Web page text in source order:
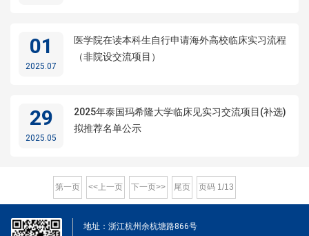
01
2025.07
医学院在读本科生自行申请海外高校临床实习流程
（非院设交流项目）
29
2025.05
2025年泰国玛希隆大学临床见实习交流项目(补选)
拟推荐名单公示
第一页 <<上一页 下一页>> 尾页 页码 1 /13
地址：浙江杭州余杭塘路866号